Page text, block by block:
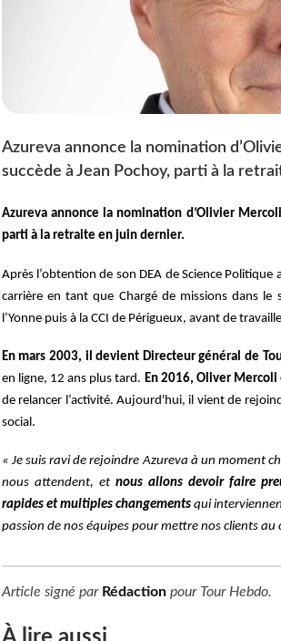
Azureva annonce la nomination
succède à Jean Pochoy, parti à la
Azureva annonce la nomination d’Olivier
parti à la retraite en juin dernier.
Après l’obtention de son DEA de Science
carrière en tant que Chargé de missions dans le
l’Yonne puis à la CCI de Périgueux, avant de
En mars 2003, il devient Directeur général de
en ligne, 12 ans plus tard. En 2016, Oliver Mercoli
de relancer l’activité. Aujourd'hui, il vient de
social.
« Je suis ravi de rejoindre Azureva à un moment
nous attendent, et nous allons devoir faire
rapides et multiples changementsqui
passion de nos équipes pour mettre nos clients
Article signé par Rédactionpour Tour Hebdo.